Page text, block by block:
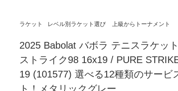
ラケット レベル別ラケット選び 上級からトーナメント
2025 Babolat バボラ テニスラケッ
ストライク98 16x19 / PURE
19 (101577) 選べる12種類のサービ
ト！メタリックグレー